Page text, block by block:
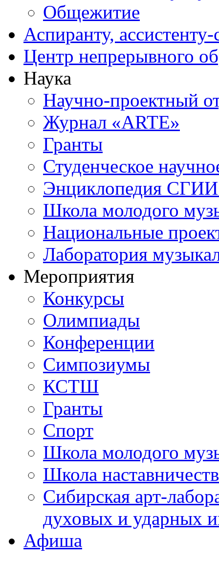
Общежитие
Аспиранту,
Центр непрерывного
Наука
Научно-проектный
Журнал «ARTE»
Гранты
Студенческое
Энциклопедия СГИИ
Школа молодого
Национальные
Лаборатория
Мероприятия
Конкурсы
Олимпиады
Конференции
Симпозиумы
КСТШ
Гранты
Спорт
Школа молодого
Школа
Сибирская арт-
духовых и ударных
Афиша